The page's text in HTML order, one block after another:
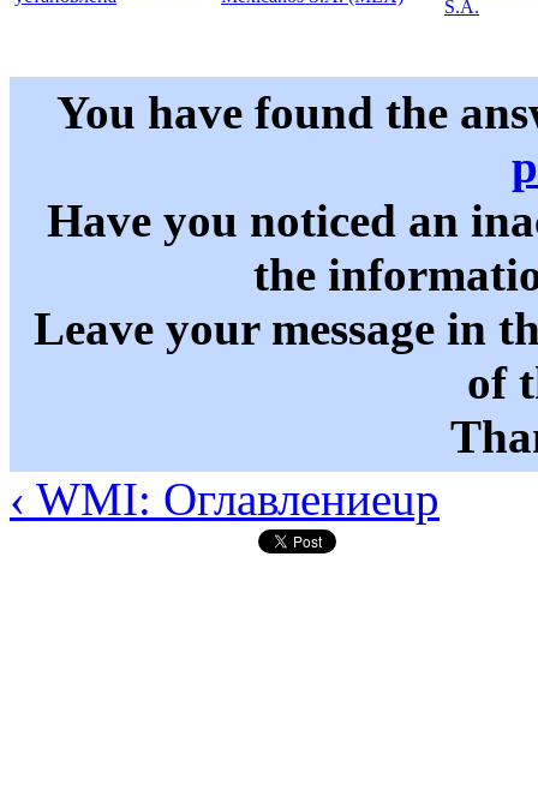
S.A.
You have found the
Have you noticed an
the
Leave your message in
of
‹ WMI: Оглавлениеup